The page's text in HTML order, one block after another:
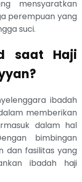
mensyaratkan
perempuan yang
suci.
saat Haji
ibadah
memberikan
dalam hal
bimbingan
dan fasilitas yang
ibadah haji